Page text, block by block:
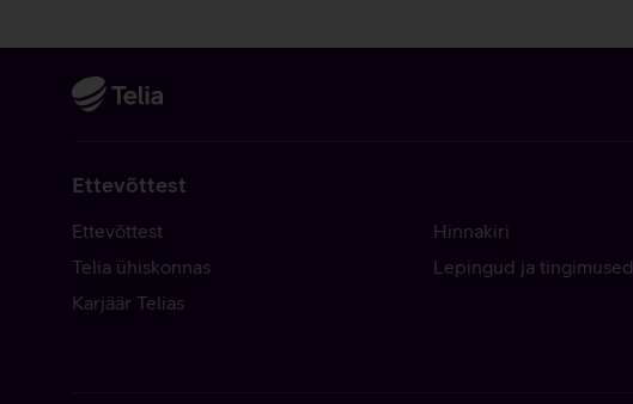
Ettevõttest
Ettevõttest
Telia ühiskonnas
Karjäär Telias
Hinnakiri
Lepingud ja tingimused